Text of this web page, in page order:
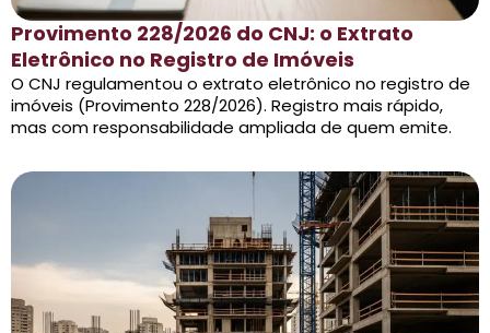
Provimento 228/2026 do CNJ: o Extrato
Eletrônico no Registro de Imóveis
O CNJ regulamentou o extrato eletrônico no registro de
imóveis (Provimento 228/2026). Registro mais rápido,
mas com responsabilidade ampliada de quem emite.